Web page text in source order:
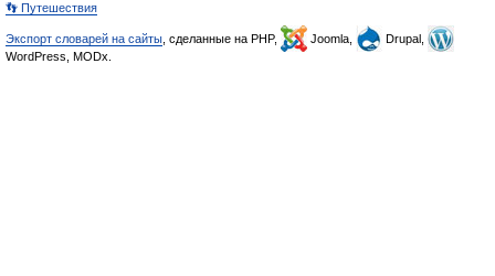
👣 Путешествия
Экспорт словарей на сайты , сделанные на PHP, Joomla,
Drupal,
WordPress, MODx.